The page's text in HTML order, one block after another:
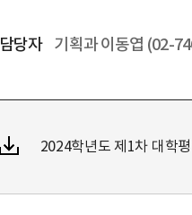
담당자 기획과 이동엽 (02-
2024학년도 제1차 대학